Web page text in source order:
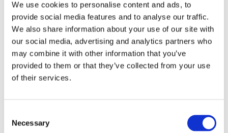
We use cookies to personalise content and ads, to
provide social media features and to analyse our traffic.
We also share information about your use of our site with
our social media, advertising and analytics partners who
may combine it with other information that you’ve
provided to them or that they’ve collected from your use
of their services.
Selection
Necessary
Volum total parapet
90 l
Cantitate recomandata umplere cu apa
30/35 l
Transport in camion
336 buc.
Documentație tehnică